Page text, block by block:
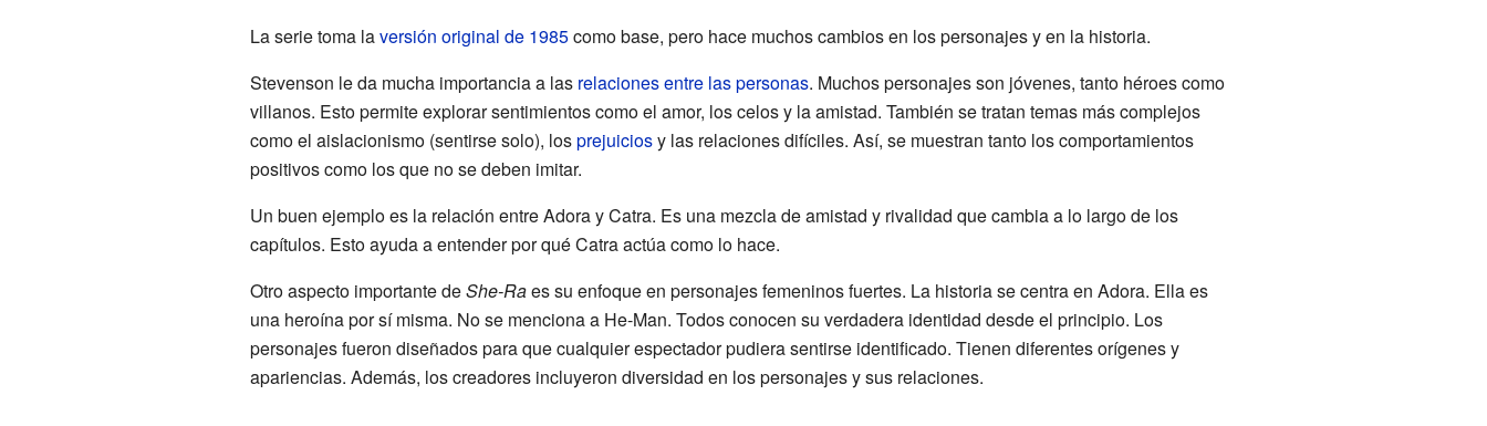
La serie toma laversión original de 1985como base, pero hace muchos cambios en los personajes y en la historia.
Stevenson le da mucha importancia a las relaciones entre las personas. Muchos personajes son jóvenes, tanto héroes como
villanos. Esto permite explorar sentimientos como el amor, los celos y la amistad. También se tratan temas más complejos
como el aislacionismo (sentirse solo), losprejuiciosy las relaciones difíciles. Así, se muestran tanto los comportamientos
positivos como los que no se deben imitar.
Un buen ejemplo es la relación entre Adora y Catra. Es una mezcla de amistad y rivalidad que cambia a lo largo de los
capítulos. Esto ayuda a entender por qué Catra actúa como lo hace.
Otro aspecto importante deShe-Raes su enfoque en personajes femeninos fuertes. La historia se centra en Adora. Ella es
una heroína por sí misma. No se menciona a He-Man. Todos conocen su verdadera identidad desde el principio. Los
personajes fueron diseñados para que cualquier espectador pudiera sentirse identificado. Tienen diferentes orígenes y
apariencias. Además, los creadores incluyeron diversidad en los personajes y sus relaciones.